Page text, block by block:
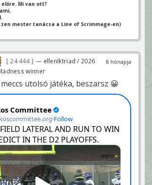
Mi van ott?
zen mester tanácsa a Line of Scrimmage-en)
8 hónapja
24 444
— ellenIktriad / 2026
winner
utolsó játéka, beszarsz 😀